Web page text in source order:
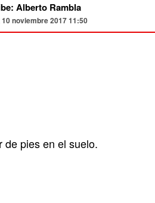
Alberto Rambla
noviembre 2017 11:50
de pies en el suelo.